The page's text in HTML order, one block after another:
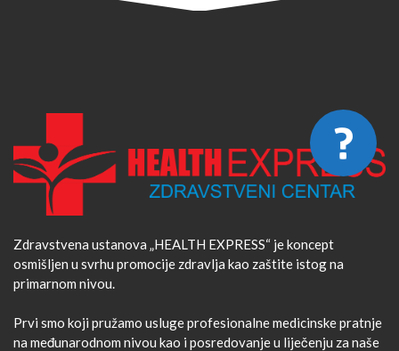
Zdravstvena ustanova „HEALTH EXPRESS“ je koncept
osmišljen u svrhu promocije zdravlja kao zaštite istog na
primarnom nivou.
Prvi smo koji pružamo usluge profesionalne medicinske pratnje
na međunarodnom nivou kao i posredovanje u liječenju za naše